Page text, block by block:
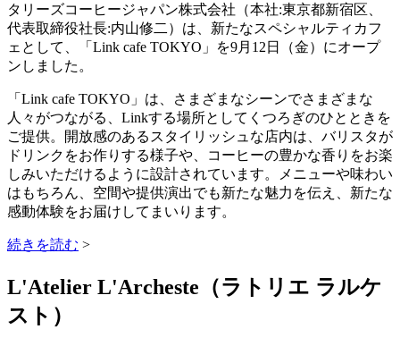
タリーズコーヒージャパン株式会社（本社:東京都新宿区、
代表取締役社長:内山修二）は、新たなスペシャルティカフ
ェとして、「Link cafe TOKYO」を9月12日（金）にオープ
ンしました。
「Link cafe TOKYO」は、さまざまなシーンでさまざまな
人々がつながる、Linkする場所としてくつろぎのひとときを
ご提供。開放感のあるスタイリッシュな店内は、バリスタが
ドリンクをお作りする様子や、コーヒーの豊かな香りをお楽
しみいただけるように設計されています。メニューや味わい
はもちろん、空間や提供演出でも新たな魅力を伝え、新たな
感動体験をお届けしてまいります。
続きを読む >
L'Atelier L'Archeste（ラトリエ ラルケ
スト）